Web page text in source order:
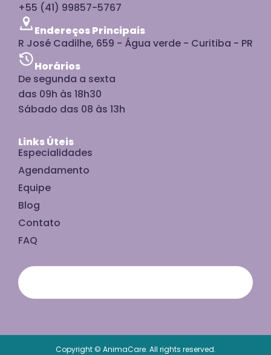
+55 (41) 99857-5767
Endereços Principais
R José Cadilhe, 659 - Água verde - Curitiba - PR
Horários
De segunda a sexta
das 09h às 18h30
Sábado das 08 às 13h
Links Úteis
Especialidades
Agendamento
Equipe
Blog
Contato
FAQ
Copyright © AnimaCare. All rights reserved.